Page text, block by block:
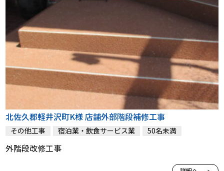
北佐久郡軽井沢町K様 店舗外部階段補修工事
その他工事 宿泊業・飲食サービス業 50名未満
外階段改修工事